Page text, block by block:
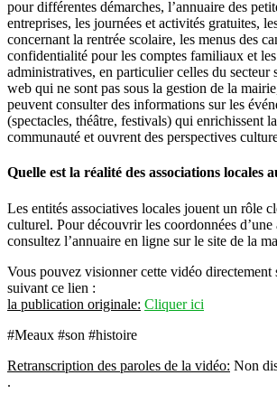
pour différentes démarches, l’annuaire des
entreprises, les journées et activités gratuites,
concernant la rentrée scolaire, les menus des
confidentialité pour les comptes familiaux et
administratives, en particulier celles du secteur
web qui ne sont pas sous la gestion de la
peuvent consulter des informations sur les
(spectacles, théâtre, festivals) qui enrichissent
communauté et ouvrent des perspectives
Quelle est la réalité des associations locales
Les entités associatives locales jouent un rôle
culturel. Pour découvrir les coordonnées d’une
consultez l’annuaire en ligne sur le site de la
Vous pouvez visionner cette vidéo directement
suivant ce lien :
la publication originale: Cliquer ici
#Meaux #son #histoire
Retranscription des paroles de la vidéo: Non
.